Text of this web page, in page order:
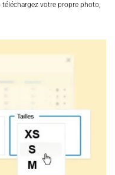
votre propre photo,